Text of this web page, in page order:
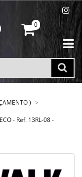
0
)
- Ref. 13RL-08 -